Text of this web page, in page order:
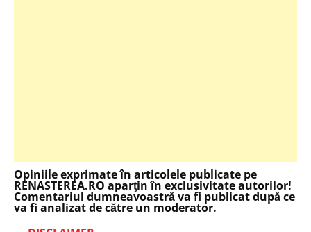
Opiniile exprimate în articolele publicate pe
RENASTEREA.RO aparţin în exclusivitate autorilor!
Comentariul dumneavoastră va fi publicat după ce
va fi analizat de către un moderator.